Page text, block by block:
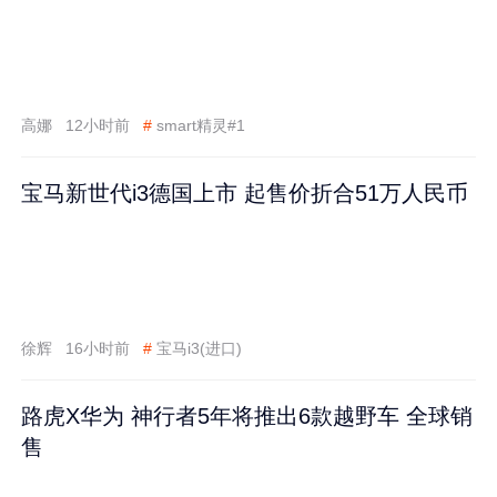
高娜 12小时前 # smart精灵#1
宝马新世代i3德国上市 起售价折合51万人民币
徐辉 16小时前 # 宝马i3(进口)
路虎X华为 神行者5年将推出6款越野车 全球销
售